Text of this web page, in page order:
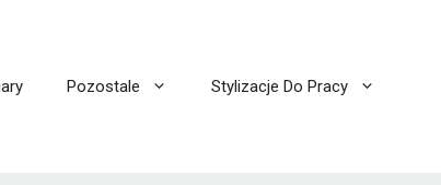
Pozostale Stylizacje Do Pracy